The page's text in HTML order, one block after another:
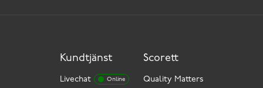
Kundtjänst
Livechat Online
Scorett
Quality Matters